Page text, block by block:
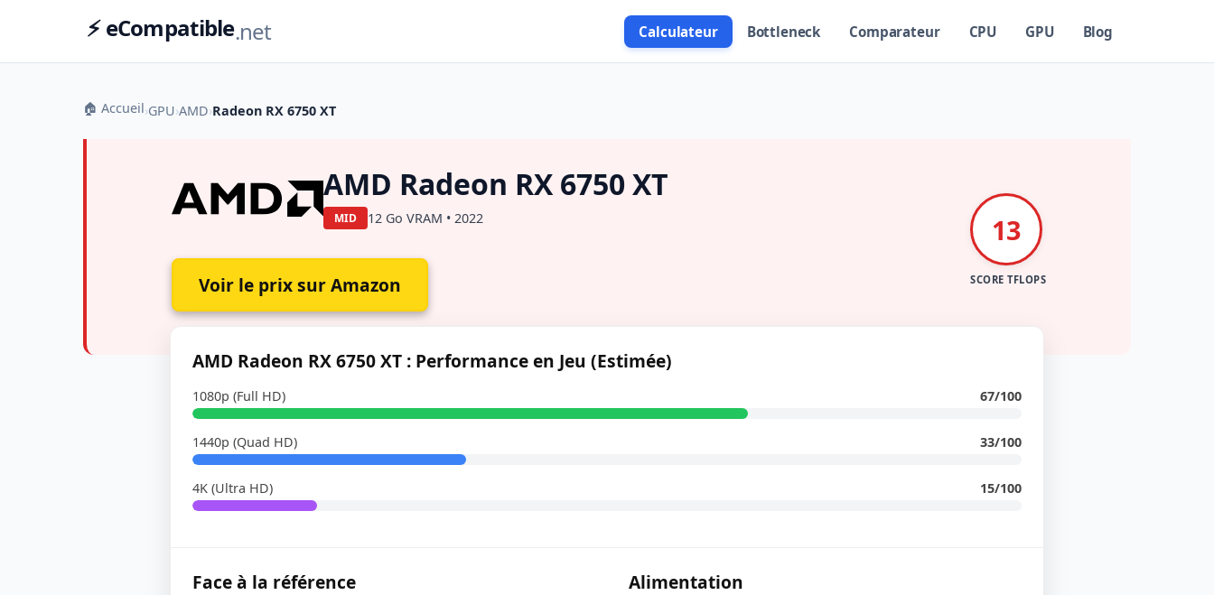
⚡ eCompatible.net Calculateur Bottleneck Comparateur CPU GPU Blog
🏠 Accueil›GPU›AMD›Radeon RX 6750 XT
AMD Radeon RX 6750 XT
MID 12 Go VRAM • 2022
Voir le prix sur Amazon
13
SCORE TFLOPS
AMD Radeon RX 6750 XT : Performance en Jeu (Estimée)
1080p (Full HD) 67/100
1440p (Quad HD) 33/100
4K (Ultra HD) 15/100
Face à la référence Alimentation